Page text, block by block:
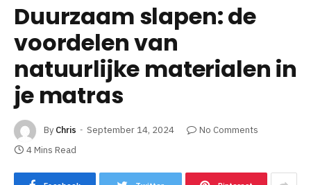
Duurzaam slapen: de
voordelen van
natuurlijke materialen in
je matras
By Chris September 14, 2024
No Comments
4 Mins Read